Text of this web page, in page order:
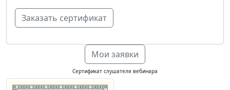
Мои заявки
Сертификат слушателя вебинара